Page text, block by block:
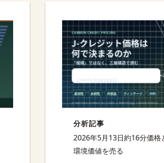
だ。
分析記事
2026年5月13日約16分価格
環境価値を売る